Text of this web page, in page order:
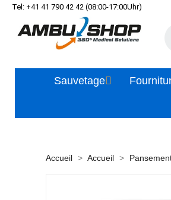
Tel: +41 41 790 42 42 (08:00-17:00Uhr)
Sauvetage
Accueil Accueil